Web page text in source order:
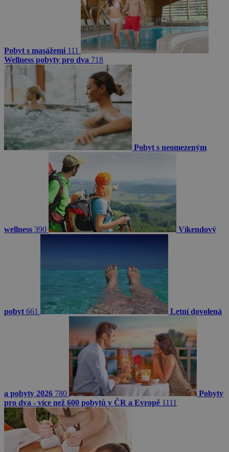
Pobyt s masážemi 111
Wellness pobyty pro dva 718
Pobyt s neomezeným
wellness 390 Víkendový
pobyt 661 Letní dovolená
a pobyty 2026 780
Pobyty
pro dva - více než 600 pobytů v ČR a Evropě 1111